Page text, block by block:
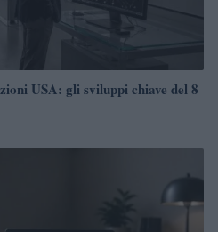
USA: gli sviluppi chiave del 8